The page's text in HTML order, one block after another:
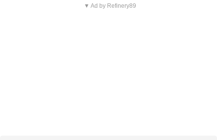
▼ Ad by Refinery89